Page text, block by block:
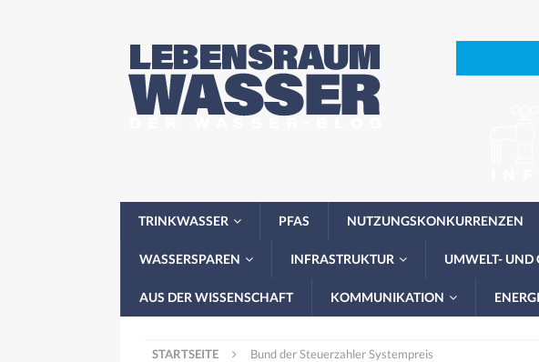
TRINKWASSER PFAS NUTZUNGSKONKURRENZEN
WASSERSPAREN INFRASTRUKTUR UMWELT- UND
AUS DER WISSENSCHAFT KOMMUNIKATION
STARTSEITE Bund der Steuerzahler Systempreis